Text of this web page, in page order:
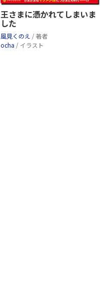
王さまに憑かれてしまいま
した
風見くのえ / 著者
ocha / イラスト